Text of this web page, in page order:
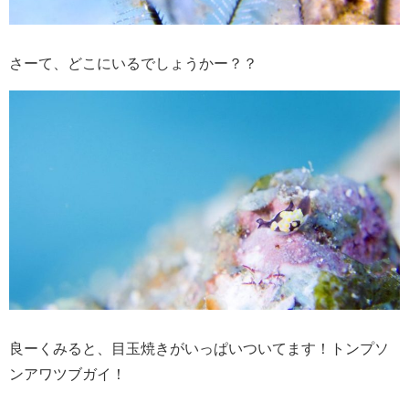
さーて、どこにいるでしょうかー？？
良ーくみると、目玉焼きがいっぱいついてます！トンプソ
ンアワツブガイ！